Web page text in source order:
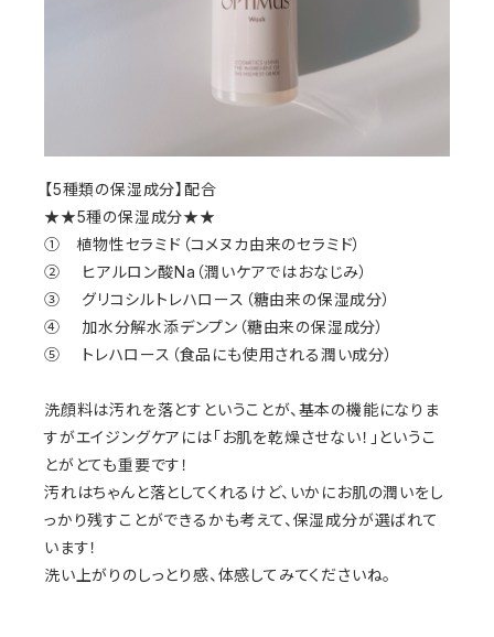
【5種類の保湿成分】配合
★★5種の保湿成分★★
①   植物性セラミド（コメヌカ由来のセラミド）
②    ヒアルロン酸Na（潤いケアではおなじみ）
③    グリコシルトレハロース（糖由来の保湿成分）
④    加水分解水添デンプン（糖由来の保湿成分）
⑤    トレハロース（食品にも使用される潤い成分）
洗顔料は汚れを落とすということが、基本の機能になりま
すがエイジングケアには「お肌を乾燥させない！」というこ
とがとても重要です！
汚れはちゃんと落としてくれるけど、いかにお肌の潤いをし
っかり残すことができるかも考えて、保湿成分が選ばれて
います！
洗い上がりのしっとり感、体感してみてくださいね。